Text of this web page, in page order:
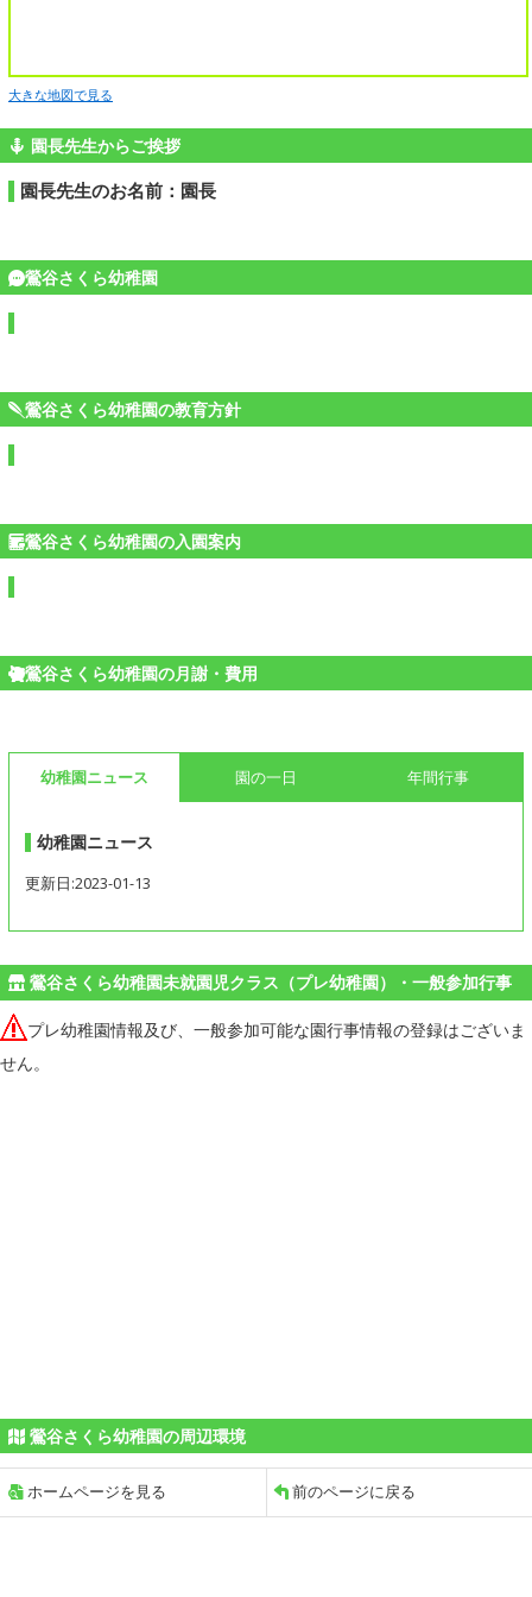
大きな地図で見る
園長先生からご挨拶
園長先生のお名前：園長
鶯谷さくら幼稚園
鶯谷さくら幼稚園の教育方針
鶯谷さくら幼稚園の入園案内
鶯谷さくら幼稚園の月謝・費用
幼稚園ニュース 園の一日 年間行事
幼稚園ニュース
更新日:2023-01-13
鶯谷さくら幼稚園未就園児クラス（プレ幼稚園）・一般参加行事
プレ幼稚園情報及び、一般参加可能な園行事情報の登録はございま
せん。
鶯谷さくら幼稚園の周辺環境
ホームページを見る 前のページに戻る